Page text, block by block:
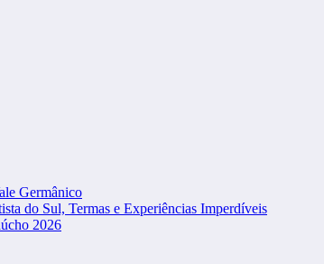
Germânico
do Sul, Termas e Experiências Imperdíveis
2026